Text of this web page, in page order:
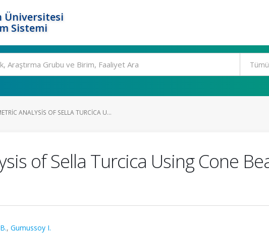
Üniversitesi
Sistemi
ANALYSIS OF SELLA TURCICA U...
of Sella Turcica Using Cone
, Gumussoy I.